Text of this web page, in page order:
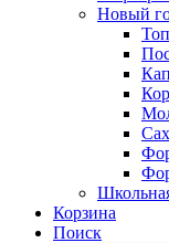
Новый
Корзина
Поиск